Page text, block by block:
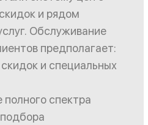
и рядом
Обслуживание
предполагает:
и специальных
спектра